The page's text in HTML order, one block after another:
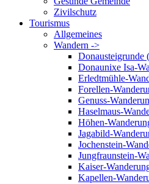
Zivilschutz
Tourismus
Allgemeines
Wandern ->
Donausteigrunde
Donaunixe Isa-
Erledtmühle-
Forellen-
Genuss-
Haselmaus-
Höhen-
Jagabild-
Jochenstein-
Jungfraunstein-
Kaiser-
Kapellen-